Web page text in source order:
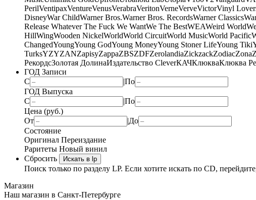
PerilVentipaxVentureVenusVerabraVeritonVerneVerveVictorVinyl
DisneyWar ChildWarner Bros.Warner Bros. RecordsWarner Classics
Release Whatever The Fuck We WantWe The BestWEAWeird World
HillWingWooden NickelWorldWorld CircuitWorld MusicWorld Pacific
ChangedYoungYoung GodYoung MoneyYoung Stoner LifeYoung Tiki
TurksYZYZANZapisyZappaZBSZDFZerolandiaZickzackZodiacZona
РекордсЗолотая ДолинаИздательство CleverКАЧКлюкваКлюква
ГОД Записи
С
|По
ГОД Выпуска
С
|По
Цена (руб.)
От
|До
Состояние
Оригинал Переиздание
Раритеты Новый винил
Сбросить
Искать в lp
Поиск только по разделу LP. Если хотите искать по CD,
Магазин
Наш магазин в Санкт-Петербурге